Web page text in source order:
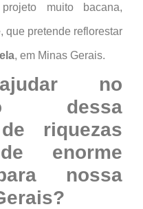
muito bacana,
, que pretende reflorestar
, em Minas Gerais.
no
dessa
riquezas
enorme
nossa